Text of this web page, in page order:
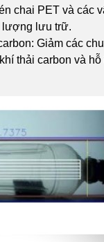
chai PET và các
lượng lưu trữ.
Giảm các
thải carbon và